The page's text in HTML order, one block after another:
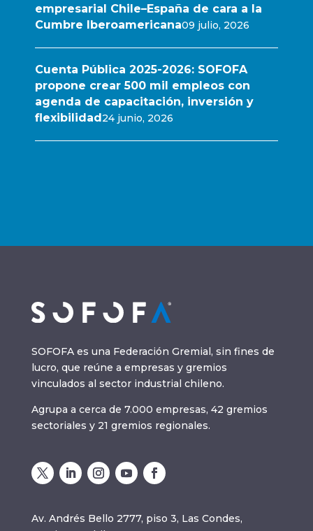
empresarial Chile–España de cara a la
Cumbre Iberoamericana09 julio, 2026
Cuenta Pública 2025-2026: SOFOFA
propone crear 500 mil empleos con
agenda de capacitación, inversión y
flexibilidad24 junio, 2026
SOFOFA es una Federación Gremial, sin fines de
lucro, que reúne a empresas y gremios
vinculados al sector industrial chileno.
Agrupa a cerca de 7.000 empresas, 42 gremios
sectoriales y 21 gremios regionales.
Av. Andrés Bello 2777, piso 3, Las Condes,